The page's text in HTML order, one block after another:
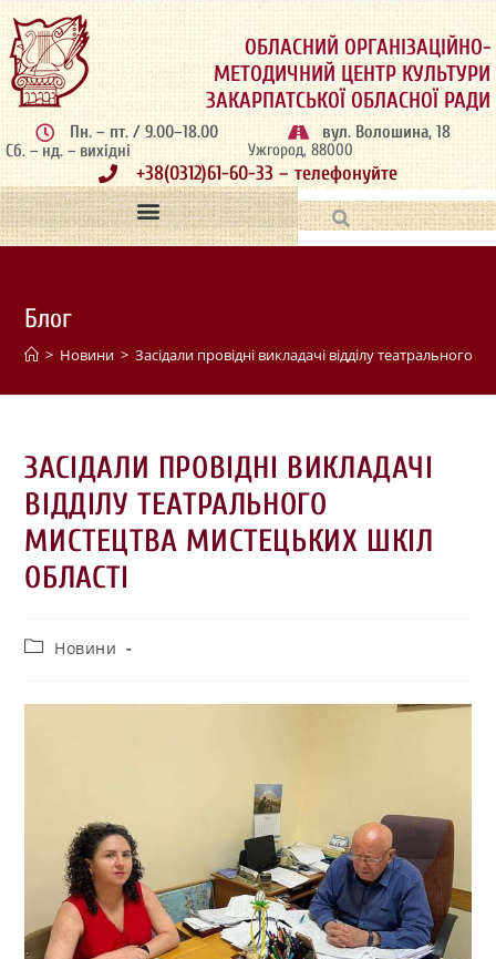
ОБЛАСНИЙ ОРГАНІЗАЦІЙНО-
МЕТОДИЧНИЙ ЦЕНТР КУЛЬТУРИ
ЗАКАРПАТСЬКОЇ ОБЛАСНОЇ РАДИ
Пн. – пт. / 9.00–18.00
Сб. – нд. – вихідні
вул. Волошина, 18
Ужгород, 88000
+38(0312)61-60-33 – телефонуйте
Блог
> Новини > Засідали провідні викладачі відділу театрального
ЗАСІДАЛИ ПРОВІДНІ ВИКЛАДАЧІ
ВІДДІЛУ ТЕАТРАЛЬНОГО
МИСТЕЦТВА МИСТЕЦЬКИХ ШКІЛ
ОБЛАСТІ
Новини